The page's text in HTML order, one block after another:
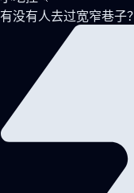
有没有人去过宽窄巷子？